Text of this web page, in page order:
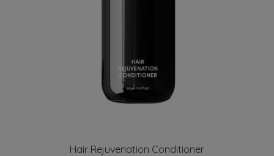
Hair Rejuvenation Conditioner